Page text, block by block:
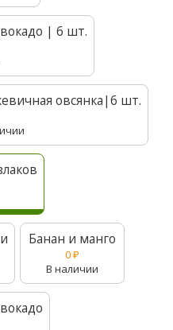
| 6 шт.
овсянка|6 шт.
Банан и манго
0₽
В наличии